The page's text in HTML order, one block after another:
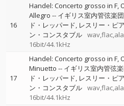
16
Handel: Concerto grosso in F,
Allegro -- イギリス室内管弦楽団
ド・レッパード レスリー・ピ
ン・コンスタブル
16bit/44.1kHz
17
Handel: Concerto grosso in F,
Minuetto -- イギリス室内管弦
ド・レッパード レスリー・ピ
ン・コンスタブル
16bit/44.1kHz